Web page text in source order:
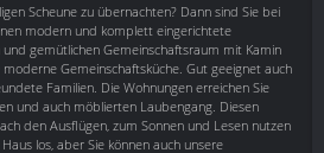
Scheune zu übernachten? Dann sind Sie bei
modern und komplett eingerichtete
und gemütlichen Gemeinschaftsraum mit Kamin
Gemeinschaftsküche. Gut geeignet auch
Familien. Die Wohnungen erreichen Sie
und auch möblierten Laubengang. Diesen
den Ausflügen, zum Sonnen und Lesen nutzen
los, aber Sie können auch unsere